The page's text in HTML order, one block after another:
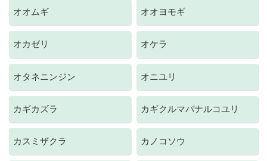
オオムギ オオヨモギ
オカゼリ オケラ
オタネニンジン オニユリ
カギカズラ カギクルマバナルコユリ
カスミザクラ カノコソウ